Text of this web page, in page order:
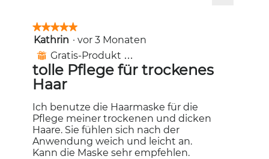
★★★★★
★★★★★
5
von
Sternen.
Kathrin · vor 3 Monaten
⊞ Gratis-Produkt erhalten
tolle Pflege für trockenes
Haar
Ich benutze die Haarmaske für die
Pflege meiner trockenen und dicken
Haare. Sie fühlen sich nach der
Anwendung weich und leicht an.
Kann die Maske sehr empfehlen.